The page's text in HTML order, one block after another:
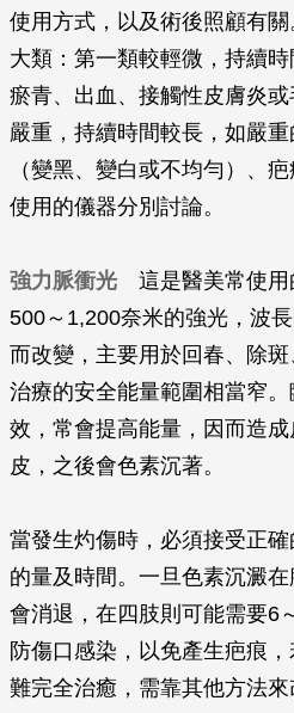
使用方式，以及術後照顧有
大類：第一類較輕微，持續時
瘀青、出血、接觸性皮膚炎
嚴重，持續時間較長，如嚴
（變黑、變白或不均勻）、
使用的儀器分別討論。
強力脈衝光 這是醫美常使用
500～1,200奈米的強光，波
而改變，主要用於回春、除
治療的安全能量範圍相當窄
效，常會提高能量，因而造
皮，之後會色素沉著。
當發生灼傷時，必須接受正
的量及時間。一旦色素沉澱
會消退，在四肢則可能需要6
防傷口感染，以免產生疤痕
難完全治癒，需靠其他方法來